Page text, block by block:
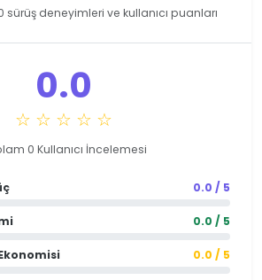
sürüş deneyimleri ve kullanıcı puanları
0.0
☆ ☆ ☆ ☆ ☆
0 Kullanıcı İncelemesi
0.0 / 5
0.0 / 5
0.0 / 5